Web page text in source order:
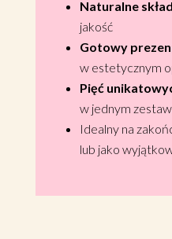
Naturalne
jakość
Gotowy
w estetycznym
Pięć
w jednym
Idealny na
lub jako